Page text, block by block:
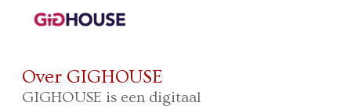
Over GIGHOUSE
GIGHOUSE is een digitaal